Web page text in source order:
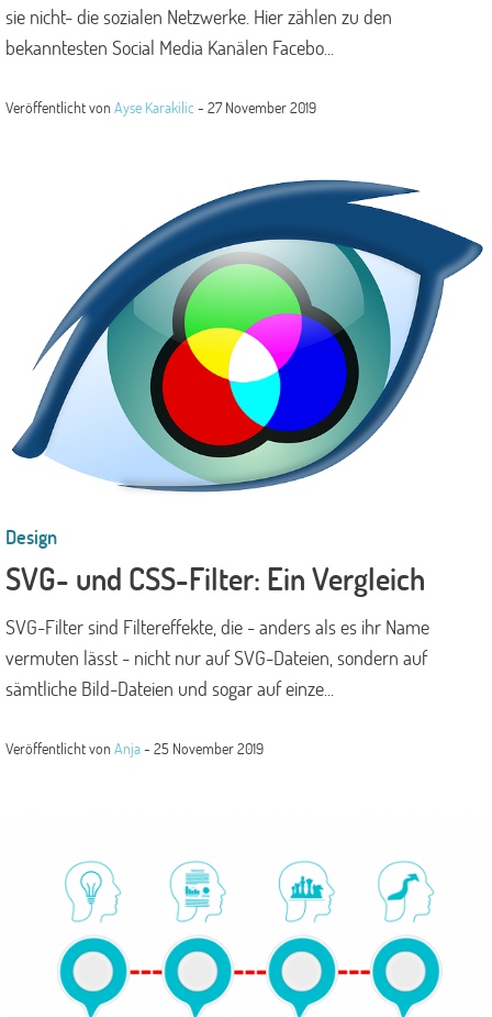
sie nicht- die sozialen Netzwerke. Hier zählen zu den
bekanntesten Social Media Kanälen Facebo...
Veröffentlicht vonAyse Karakilic- 27 November 2019
Design
SVG- und CSS-Filter: Ein Vergleich
SVG-Filter sind Filtereffekte, die - anders als es ihr Name
vermuten lässt - nicht nur auf SVG-Dateien, sondern auf
sämtliche Bild-Dateien und sogar auf einze...
Veröffentlicht vonAnja- 25 November 2019